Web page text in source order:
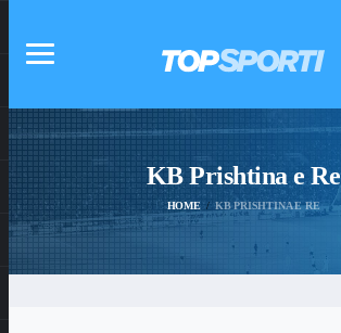
KB Prishtina e Re
HOME KB PRISHTINA E RE